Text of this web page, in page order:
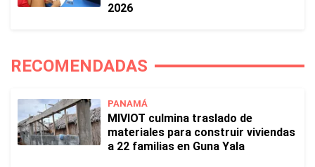
2026
RECOMENDADAS
PANAMÁ
MIVIOT culmina traslado de
materiales para construir viviendas
a 22 familias en Guna Yala